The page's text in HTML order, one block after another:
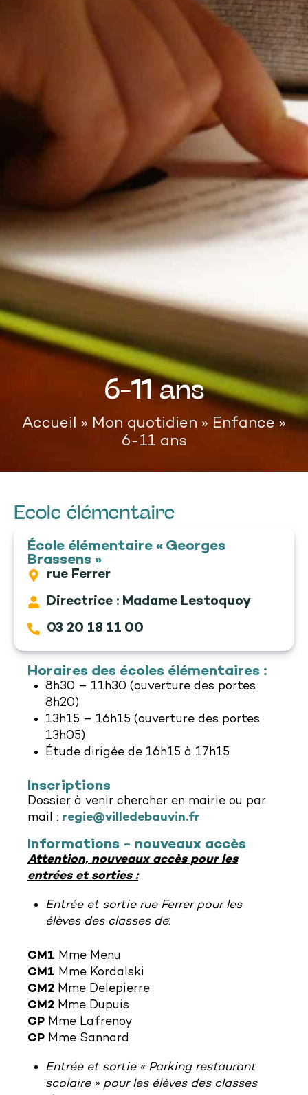
6-11 ans
Accueil » Mon quotidien » Enfance»
6-11 ans
Ecole élémentaire
École élémentaire « Georges
Brassens »
rue Ferrer
Directrice : Madame Lestoquoy
03 20 18 11 00
Horaires des écoles élémentaires :
8h30 – 11h30 (ouverture des portes
8h20)
13h15 – 16h15 (ouverture des portes
13h05)
Étude dirigée de 16h15 à 17h15
Inscriptions
Dossier à venir chercher en mairie ou par
mail : regie@villedebauvin.fr
Informations - nouveaux accès
Attention, nouveaux accès pour les
entrées et sorties :
Entrée et sortie rue Ferrer pour les
élèves des classes de:
CM1 Mme Menu
CM1 Mme Kordalski
CM2 Mme Delepierre
CM2 Mme Dupuis
CP Mme Lafrenoy
CP Mme Sannard
Entrée et sortie « Parking restaurant
scolaire » pour les élèves des classes